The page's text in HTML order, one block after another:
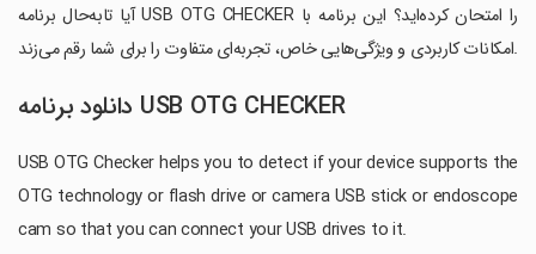
آیا تابه‌حال برنامه USB OTG CHECKER را امتحان کرده‌اید؟ این برنامه با
امکانات کاربردی و ویژگی‌هایی خاص، تجربه‌ای متفاوت را برای شما رقم می‌زند.
دانلود برنامه USB OTG CHECKER
USB OTG Checker helps you to detect if your device supports the
OTG technology or flash drive or camera USB stick or endoscope
cam so that you can connect your USB drives to it.